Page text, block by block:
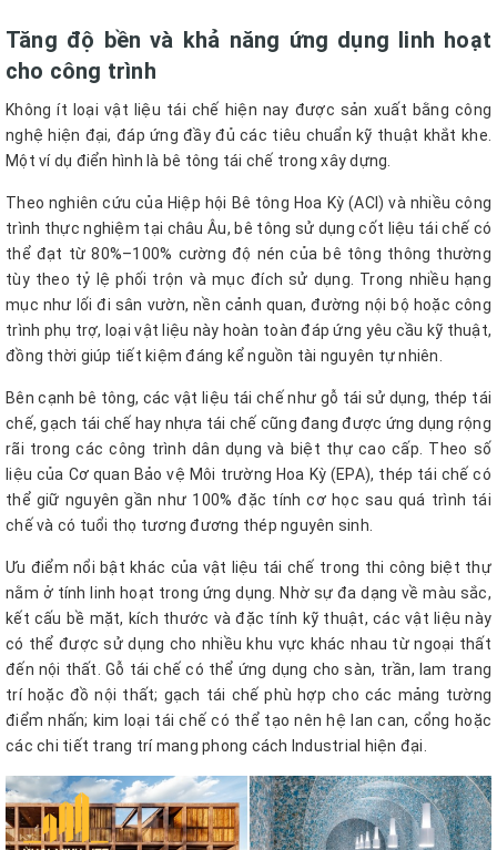
Tăng độ bền và khả năng ứng dụng linh hoạt
cho công trình
Không ít loại vật liệu tái chế hiện nay được sản xuất bằng công
nghệ hiện đại, đáp ứng đầy đủ các tiêu chuẩn kỹ thuật khắt khe.
Một ví dụ điển hình là bê tông tái chế trong xây dựng.
Theo nghiên cứu của Hiệp hội Bê tông Hoa Kỳ (ACI) và nhiều công
trình thực nghiệm tại châu Âu, bê tông sử dụng cốt liệu tái chế có
thể đạt từ 80%–100% cường độ nén của bê tông thông thường
tùy theo tỷ lệ phối trộn và mục đích sử dụng. Trong nhiều hạng
mục như lối đi sân vườn, nền cảnh quan, đường nội bộ hoặc công
trình phụ trợ, loại vật liệu này hoàn toàn đáp ứng yêu cầu kỹ thuật,
đồng thời giúp tiết kiệm đáng kể nguồn tài nguyên tự nhiên.
Bên cạnh bê tông, các vật liệu tái chế như gỗ tái sử dụng, thép tái
chế, gạch tái chế hay nhựa tái chế cũng đang được ứng dụng rộng
rãi trong các công trình dân dụng và biệt thự cao cấp. Theo số
liệu của Cơ quan Bảo vệ Môi trường Hoa Kỳ (EPA), thép tái chế có
thể giữ nguyên gần như 100% đặc tính cơ học sau quá trình tái
chế và có tuổi thọ tương đương thép nguyên sinh.
Ưu điểm nổi bật khác của vật liệu tái chế trong thi công biệt thự
nằm ở tính linh hoạt trong ứng dụng. Nhờ sự đa dạng về màu sắc,
kết cấu bề mặt, kích thước và đặc tính kỹ thuật, các vật liệu này
có thể được sử dụng cho nhiều khu vực khác nhau từ ngoại thất
đến nội thất. Gỗ tái chế có thể ứng dụng cho sàn, trần, lam trang
trí hoặc đồ nội thất; gạch tái chế phù hợp cho các mảng tường
điểm nhấn; kim loại tái chế có thể tạo nên hệ lan can, cổng hoặc
các chi tiết trang trí mang phong cách Industrial hiện đại.